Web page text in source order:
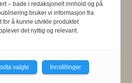
Fysioterapeuten
saklig og fri
utvikler
samfunnets og
– bade i redaksjonelt innhold og på
bruker vi informasjon fra
for å kunne utvikle produktet
det nyttig og relevant.
valgte Innstillinger